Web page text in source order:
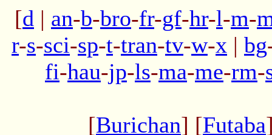
[d | an-b-bro-fr-gf-hr-l-m-
r-s-sci-sp-t-tran-tv-w-x | bg
fi-hau-jp-ls-ma-me-rm-
[Burichan] [Futaba